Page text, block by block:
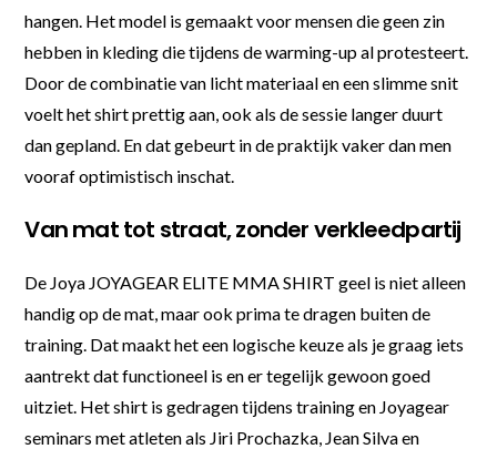
hangen. Het model is gemaakt voor mensen die geen zin
hebben in kleding die tijdens de warming-up al protesteert.
Door de combinatie van licht materiaal en een slimme snit
voelt het shirt prettig aan, ook als de sessie langer duurt
dan gepland. En dat gebeurt in de praktijk vaker dan men
vooraf optimistisch inschat.
Van mat tot straat, zonder verkleedpartij
De Joya JOYAGEAR ELITE MMA SHIRT geel is niet alleen
handig op de mat, maar ook prima te dragen buiten de
training. Dat maakt het een logische keuze als je graag iets
aantrekt dat functioneel is en er tegelijk gewoon goed
uitziet. Het shirt is gedragen tijdens training en Joyagear
seminars met atleten als Jiri Prochazka, Jean Silva en